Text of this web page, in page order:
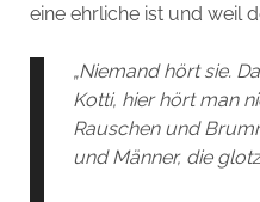
eine ehrliche ist und weil
„Niemand hört sie.
Kotti, hier hört man
Rauschen und
und Männer, die